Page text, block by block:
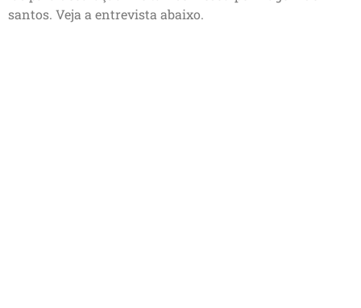
santos. Veja a entrevista abaixo.